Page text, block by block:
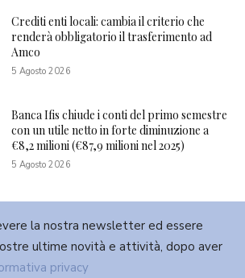
Crediti enti locali: cambia il criterio che
renderà obbligatorio il trasferimento ad
Amco
5 Agosto 2026
Banca Ifis chiude i conti del primo semestre
con un utile netto in forte diminuzione a
€8,2 milioni (€87,9 milioni nel 2025)
5 Agosto 2026
la nostra newsletter ed essere
ultime novità e attività, dopo aver
privacy